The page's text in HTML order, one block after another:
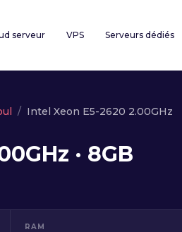
serveur VPS Serveurs dédiés
Intel Xeon E5-2620 2.00GHz
· 8GB
RAM